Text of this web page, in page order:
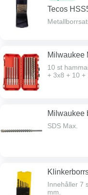
Tecos
Milwaukee
10 st hammarborr SDS
+ 3x8 + 10 +
Milwaukee
SDS Max.
Innehåller 7
mm.